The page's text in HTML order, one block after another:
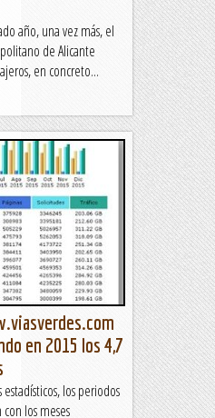
año, una vez más, el
de Alicante
en concreto...
en 2015 los 4,7
los periodos
los meses